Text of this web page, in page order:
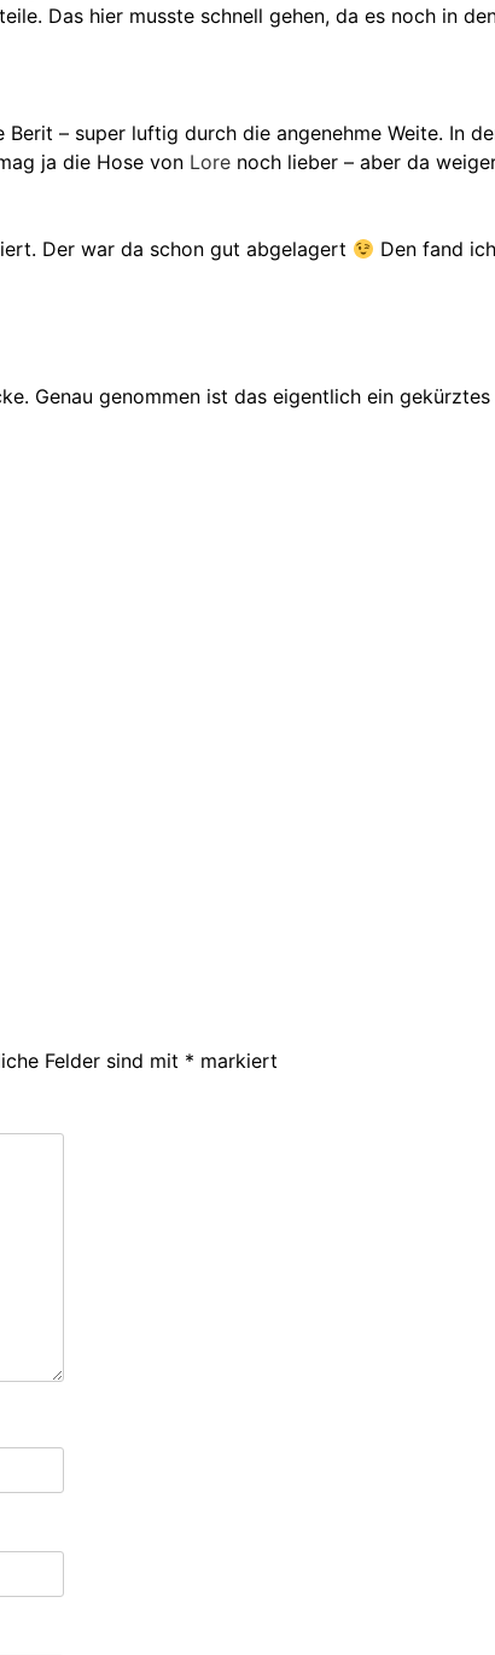
Das hier musste schnell gehen, da es noch in
– super luftig durch die angenehme Weite. In
ja die Hose von Lore noch lieber – aber da
Der war da schon gut abgelagert
Den fand
Genau genommen ist das eigentlich ein
Felder sind mit * markiert